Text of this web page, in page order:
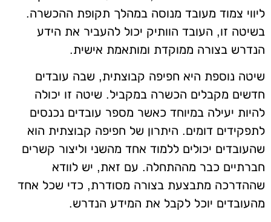
ליווי צמוד מעובד מנוסה במהלך תקופת ההכשרה.
בשיטה זו, העובד הוותיק יכול להעביר את הידע
הנדרש בצורה ממוקדת ומותאמת אישית.
שיטה נוספת היא חפיפה קבוצתית, שבה עובדים
חדשים מקבלים הכשרה במקביל. שיטה זו יכולה
להיות יעילה במיוחד כאשר מספר עובדים נכנסים
לתפקידים דומים. היתרון של חפיפה קבוצתית הוא
שהעובדים יכולים ללמוד אחד מהשני וליצור קשרים
חברתיים כבר מההתחלה. עם זאת, יש לוודא
שההדרכה מתבצעת בצורה מסודרת, כדי שכל אחד
מהעובדים יוכל לקבל את המידע הנדרש.